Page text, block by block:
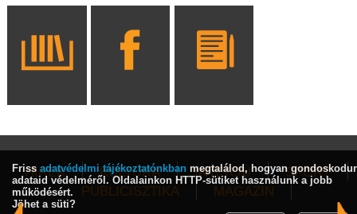
HÍREK KULTÚRA INTERJÚ
SPORT
PUBLICISZTIKA
MAGAZIN
Friss adatvédelmi tájékoztatónkban megtalálod, hogyan
adataid védelméről. Oldalainkon HTTP-sütiket használunk a jobb
működésért.
Jöhet a süti?